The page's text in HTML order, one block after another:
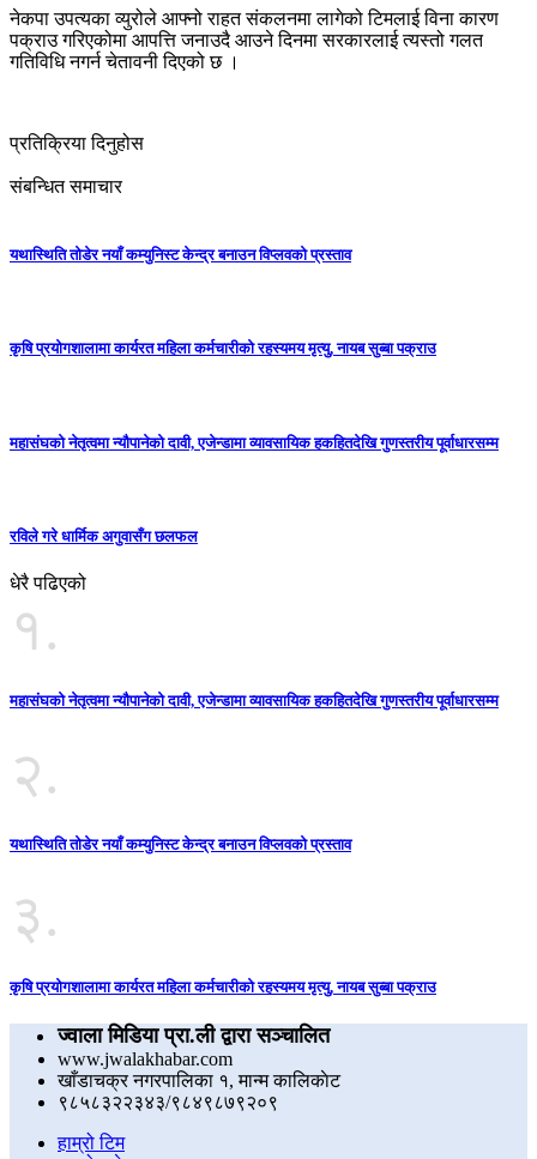
नेकपा उपत्यका व्युरोले आफ्नो राहत संकलनमा लागेको टिमलाई विना कारण
पक्राउ गरिएकोमा आपत्ति जनाउदै आउने दिनमा सरकारलाई त्यस्तो गलत
गतिविधि नगर्न चेतावनी दिएको छ ।
प्रतिक्रिया दिनुहोस
संबन्धित समाचार
यथास्थिति तोडेर नयाँ कम्युनिस्ट केन्द्र बनाउन विप्लवको प्रस्ताव
कृषि प्रयोगशालामा कार्यरत महिला कर्मचारीको रहस्यमय मृत्यु, नायब सुब्बा पक्राउ
महासंघको नेतृत्वमा न्यौपानेको दावी, एजेन्डामा व्यावसायिक हकहितदेखि गुणस्तरीय पूर्वाधारसम्म
रविले गरे धार्मिक अगुवासँग छलफल
धेरै पढिएको
१.
महासंघको नेतृत्वमा न्यौपानेको दावी, एजेन्डामा व्यावसायिक हकहितदेखि गुणस्तरीय पूर्वाधारसम्म
२.
यथास्थिति तोडेर नयाँ कम्युनिस्ट केन्द्र बनाउन विप्लवको प्रस्ताव
३.
कृषि प्रयोगशालामा कार्यरत महिला कर्मचारीको रहस्यमय मृत्यु, नायब सुब्बा पक्राउ
ज्वाला मिडिया प्रा.ली द्वारा सञ्चालित
www.jwalakhabar.com
खाँडाचक्र नगरपालिका १, मान्म कालिकाेट
९८५८३२२३४३/९८४९८७९२०९
हाम्रो टिम